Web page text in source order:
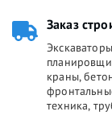
Заказ
краны,
техника,